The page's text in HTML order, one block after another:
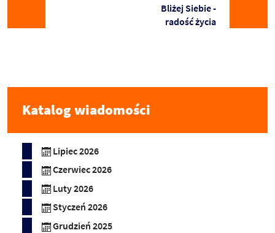
Bliżej Siebie -
radość życia
Katalog wiadomości
Lipiec 2026
Czerwiec 2026
Luty 2026
Styczeń 2026
Grudzień 2025